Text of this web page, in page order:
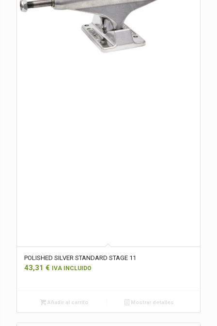
POLISHED SILVER STANDARD STAGE 11
43,31 € IVA INCLUIDO
Añadir al carrito Mostrar detalles